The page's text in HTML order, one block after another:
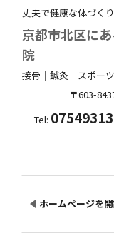
丈夫で健康な体づく
京都市北区に
院
接骨｜鍼灸｜スポー
〒603-
Tel:
ホームページを開